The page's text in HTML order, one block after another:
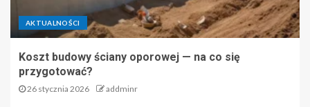
AKTUALNOŚCI
Koszt budowy ściany oporowej — na co się
przygotować?
26 stycznia 2026 addminr